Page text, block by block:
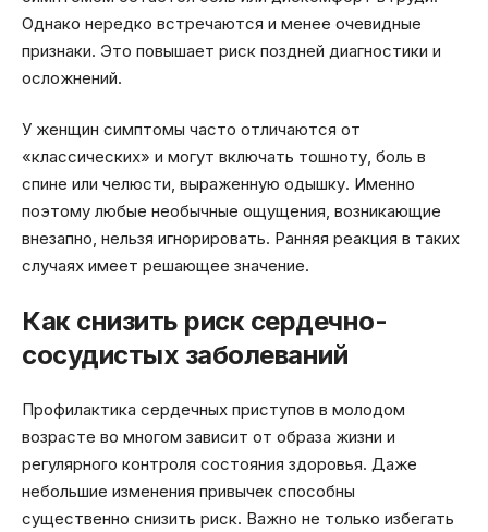
Однако нередко встречаются и менее очевидные
признаки. Это повышает риск поздней диагностики и
осложнений.
У женщин симптомы часто отличаются от
«классических» и могут включать тошноту, боль в
спине или челюсти, выраженную одышку. Именно
поэтому любые необычные ощущения, возникающие
внезапно, нельзя игнорировать. Ранняя реакция в таких
случаях имеет решающее значение.
Как снизить риск сердечно-
сосудистых заболеваний
Профилактика сердечных приступов в молодом
возрасте во многом зависит от образа жизни и
регулярного контроля состояния здоровья. Даже
небольшие изменения привычек способны
существенно снизить риск. Важно не только избегать